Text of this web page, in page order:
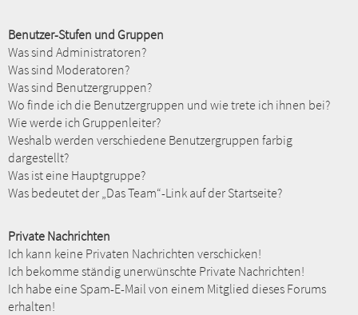
Benutzer-Stufen und Gruppen
Was sind Administratoren?
Was sind Moderatoren?
Was sind Benutzergruppen?
Wo finde ich die Benutzergruppen und wie trete ich ihnen bei?
Wie werde ich Gruppenleiter?
Weshalb werden verschiedene Benutzergruppen farbig
dargestellt?
Was ist eine Hauptgruppe?
Was bedeutet der „Das Team“-Link auf der Startseite?
Private Nachrichten
Ich kann keine Privaten Nachrichten verschicken!
Ich bekomme ständig unerwünschte Private Nachrichten!
Ich habe eine Spam-E-Mail von einem Mitglied dieses Forums
erhalten!